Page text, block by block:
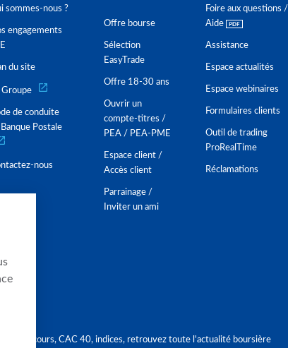
sommes-nous ?
engagements
du site
Groupe
de conduite
Banque Postale
nous
Offre bourse
Sélection
EasyTrade
Offre 18-30 ans
Ouvrir un
compte-titres /
PEA / PEA-PME
Espace client /
Accès client
Parrainage /
Inviter un ami
Foire aux questions /
Aide
Assistance
Espace actualités
Espace webinaires
Formulaires clients
Outil de trading
ProRealTime
Réclamations
cours, CAC 40, indices, retrouvez toute l'actualité boursière